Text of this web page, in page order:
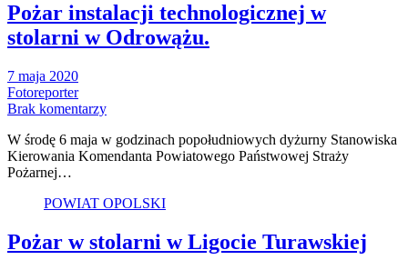
Pożar instalacji technologicznej w
stolarni w Odrowążu.
7 maja 2020
Fotoreporter
Brak komentarzy
W środę 6 maja w godzinach popołudniowych dyżurny Stanowiska
Kierowania Komendanta Powiatowego Państwowej Straży
Pożarnej…
POWIAT OPOLSKI
Pożar w stolarni w Ligocie Turawskiej